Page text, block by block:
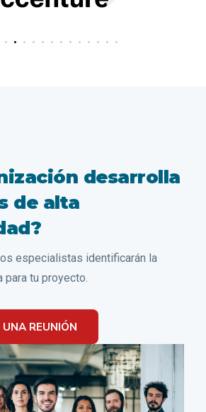
desarrolla
de alta
especialistas identificarán la
para tu proyecto.
REUNIÓN